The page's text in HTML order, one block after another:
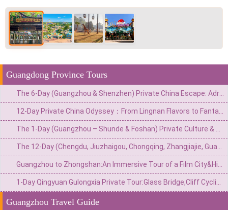
Guangdong Province Tours
Guangzhou Travel Guide